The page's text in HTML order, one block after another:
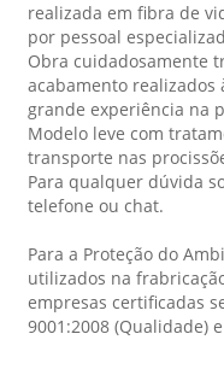
realizada em fibra de
por pessoal
Obra cuidadosamente
acabamento realizados
grande experiência na
Modelo leve com
transporte nas
Para qualquer dúvida
telefone ou chat.
Para a Proteção do
utilizados na
empresas certificadas
9001:2008 (Qualidade)